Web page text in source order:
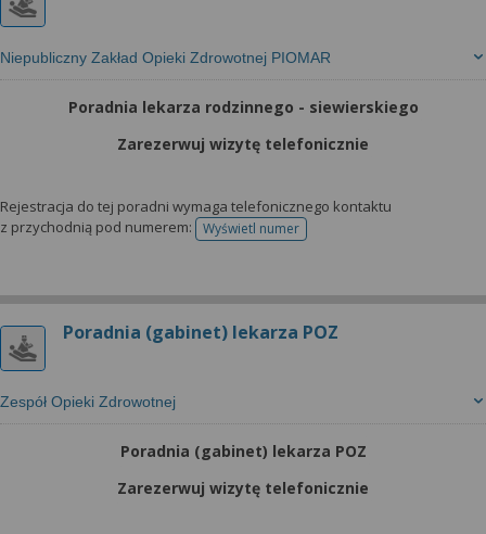
Niepubliczny Zakład Opieki Zdrowotnej PIOMAR
Poradnia lekarza rodzinnego - siewierskiego
Zarezerwuj wizytę telefonicznie
Rejestracja do tej poradni wymaga telefonicznego kontaktu
z przychodnią pod numerem:
Wyświetl numertelefonu do rejestracji
Poradnia (gabinet) lekarza POZ
Zespół Opieki Zdrowotnej
Poradnia (gabinet) lekarza POZ
Zarezerwuj wizytę telefonicznie